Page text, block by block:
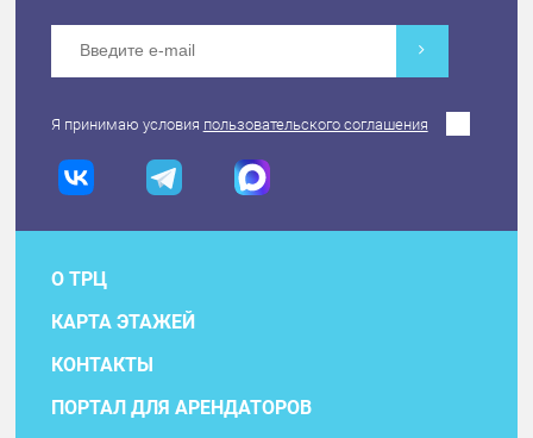
Я принимаю условия пользовательского соглашения
О ТРЦ
КАРТА ЭТАЖЕЙ
КОНТАКТЫ
ПОРТАЛ ДЛЯ АРЕНДАТОРОВ